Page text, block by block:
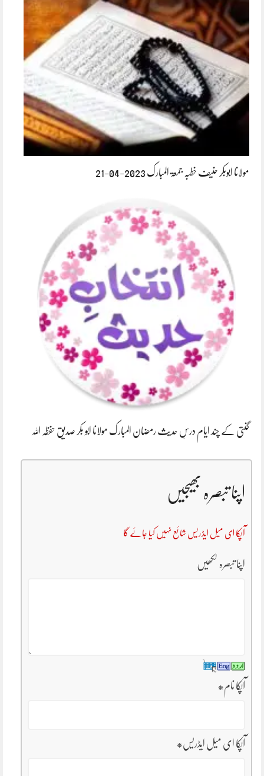
مولانا ابوبکر حنیف خطبہ جمعۃ المبارک 2023-04-21
گنتی کے چند ایام درسِ حدیث رمضان المبارک مولانا ابو بکر صدیق حفظہ اللہ
اپنا تبصرہ بھیجیں
آپکا ای میل ایڈریس شائع نہیں کیا جائے گا
اپنا تبصرہ لکھیں
آپکا نام*
آپکا ای میل ایڈریس*